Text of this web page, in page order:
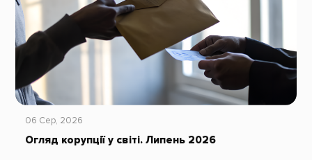
06 Сер, 2026
Огляд корупції у світі. Липень 2026